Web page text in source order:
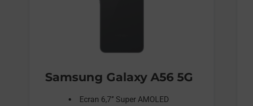
Samsung Galaxy A56 5G
Ecran 6,7’’ Super AMOLED